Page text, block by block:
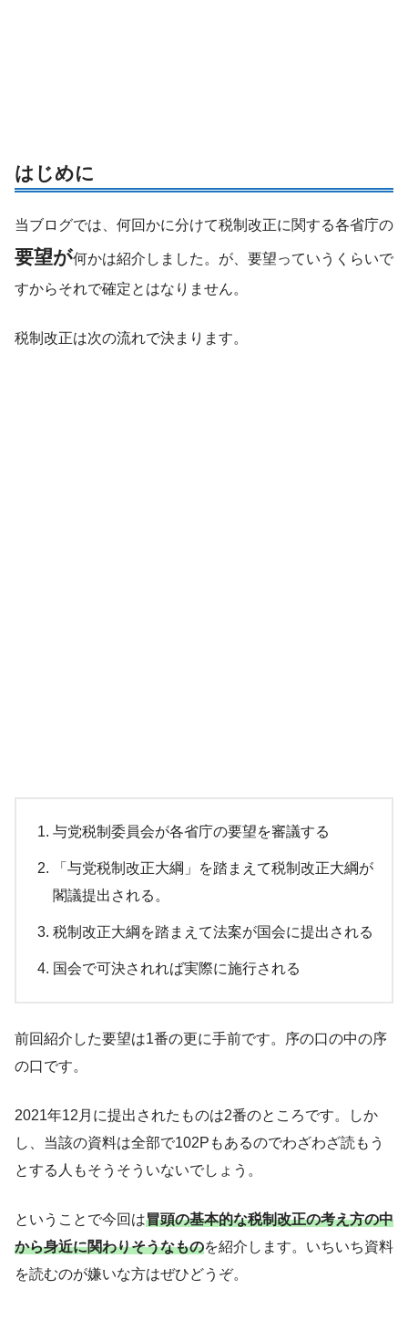
はじめに
当ブログでは、何回かに分けて税制改正に関する各省庁の
要望が何かは紹介しました。が、要望っていうくらいで
すからそれで確定とはなりません。
税制改正は次の流れで決まります。
与党税制委員会が各省庁の要望を審議する
「与党税制改正大綱」を踏まえて税制改正大綱が
閣議提出される。
税制改正大綱を踏まえて法案が国会に提出される
国会で可決されれば実際に施行される
前回紹介した要望は1番の更に手前です。序の口の中の序
の口です。
2021年12月に提出されたものは2番のところです。しか
し、当該の資料は全部で102Pもあるのでわざわざ読もう
とする人もそうそういないでしょう。
ということで今回は冒頭の基本的な税制改正の考え方の中
から身近に関わりそうなものを紹介します。いちいち資料
を読むのが嫌いな方はぜひどうぞ。